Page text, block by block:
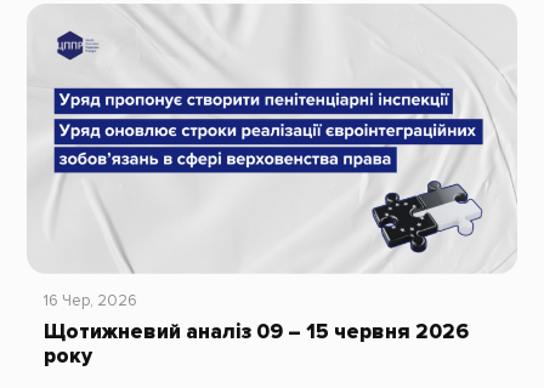
16 Чер, 2026
Щотижневий аналіз 09 – 15 червня 2026
року